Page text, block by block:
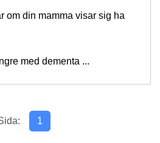
om din mamma visar sig ha
med dementa ...
1